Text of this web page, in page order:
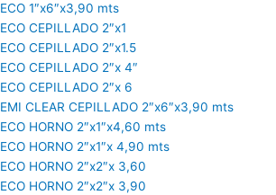
1″x6″x3,90 mts
CEPILLADO 2″x1
CEPILLADO 2″x1.5
CEPILLADO 2″x 4″
CEPILLADO 2″x 6
CLEAR CEPILLADO 2″x6″x3,90 mts
HORNO 2″x1″x4,60 mts
HORNO 2″x1″x 4,90 mts
HORNO 2″x2″x 3,60
HORNO 2″x2″x 3,90